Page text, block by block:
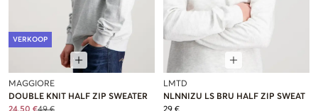
VERKOOP
MAGGIORE
DOUBLE KNIT HALF ZIP SWEATER
24,50 €49 €
LMTD
NLNNIZU LS BRU HALF ZIP SWEAT
29 €